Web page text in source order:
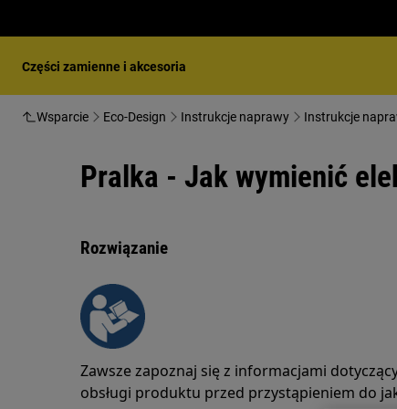
Części zamienne i akcesoria
Wsparcie Eco-Design Instrukcje naprawy Instrukcje
Pralka - Jak wymienić
Rozwiązanie
Zawsze zapoznaj się z informacjami
obsługi produktu przed przystąpieniem do